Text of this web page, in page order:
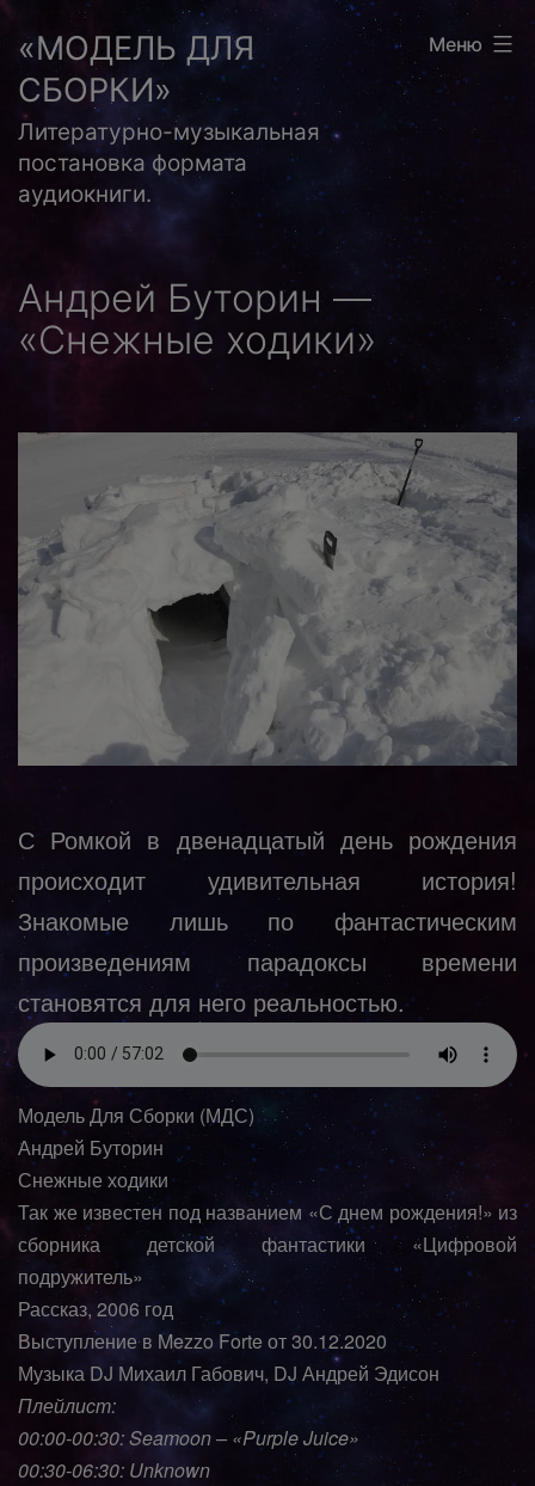
Перейти
содержимому
«МОДЕЛЬ ДЛЯ
СБОРКИ»
Литературно-музыкальная
постановка формата
аудиокниги.
Меню
Андрей Буторин —
«Снежные ходики»
С Ромкой в двенадцатый день рождения
происходит удивительная история!
Знакомые лишь по фантастическим
произведениям парадоксы времени
становятся для него реальностью.
Модель Для Сборки (МДС)
Андрей Буторин
Снежные ходики
Так же известен под названием «С днем рождения!» из
сборника детской фантастики «Цифровой
подружитель»
Рассказ, 2006 год
Выступление в Mezzo Forte от 30.12.2020
Музыка DJ Михаил Габович, DJ Андрей Эдисон
Плейлист:
00:00-00:30: Seamoon – «Purple Juice»
00:30-06:30: Unknown